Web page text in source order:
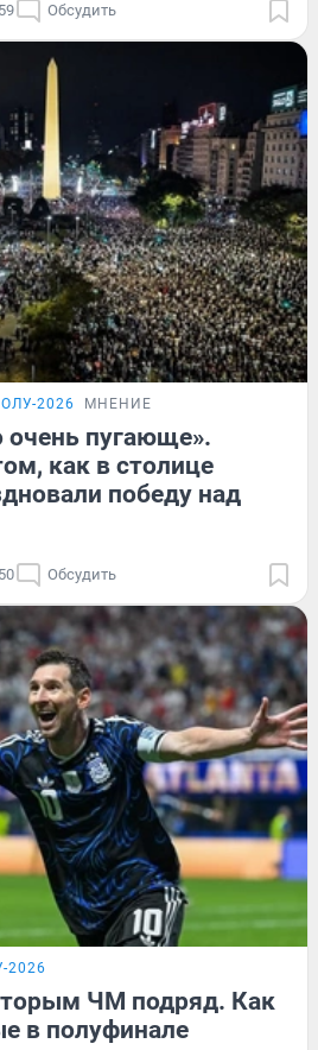
Обсудить
2026 МНЕНИЕ
очень пугающе».
как в столице
победу над
Обсудить
2026
ЧМ подряд. Как
в полуфинале